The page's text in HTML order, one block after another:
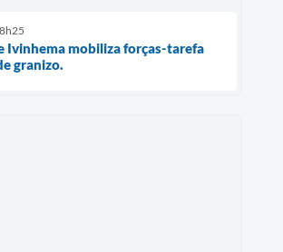
Ivinhema mobiliza forças-tarefa
granizo.